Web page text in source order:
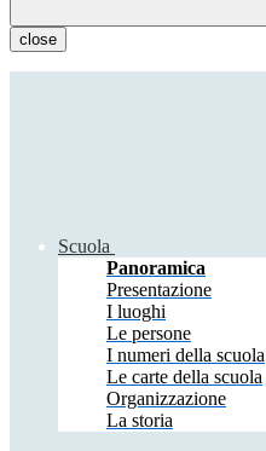
close
Scuola
Panoramica
Presentazione
I luoghi
Le persone
I numeri della scuola
Le carte della scuola
Organizzazione
La storia